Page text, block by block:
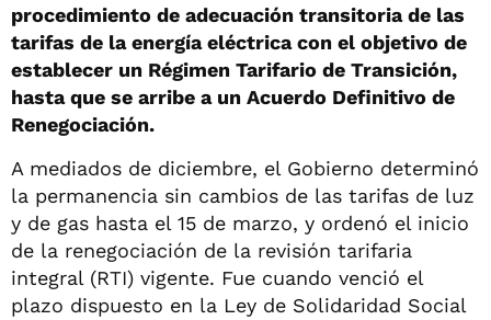
procedimiento de adecuación transitoria de las
tarifas de la energía eléctrica con el objetivo de
establecer un Régimen Tarifario de Transición,
hasta que se arribe a un Acuerdo Definitivo de
Renegociación.
A mediados de diciembre, el Gobierno determinó
la permanencia sin cambios de las tarifas de luz
y de gas hasta el 15 de marzo, y ordenó el inicio
de la renegociación de la revisión tarifaria
integral (RTI) vigente. Fue cuando venció el
plazo dispuesto en la Ley de Solidaridad Social